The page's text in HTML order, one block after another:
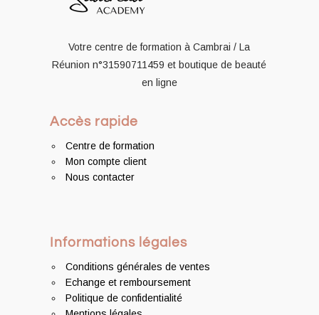
Votre centre de formation à Cambrai / La
Réunionn°31590711459 et boutique de beauté
en ligne
Accès rapide
Centre de formation
Mon compte client
Nous contacter
Informations légales
Conditions générales de ventes
Echange et remboursement
Politique de confidentialité